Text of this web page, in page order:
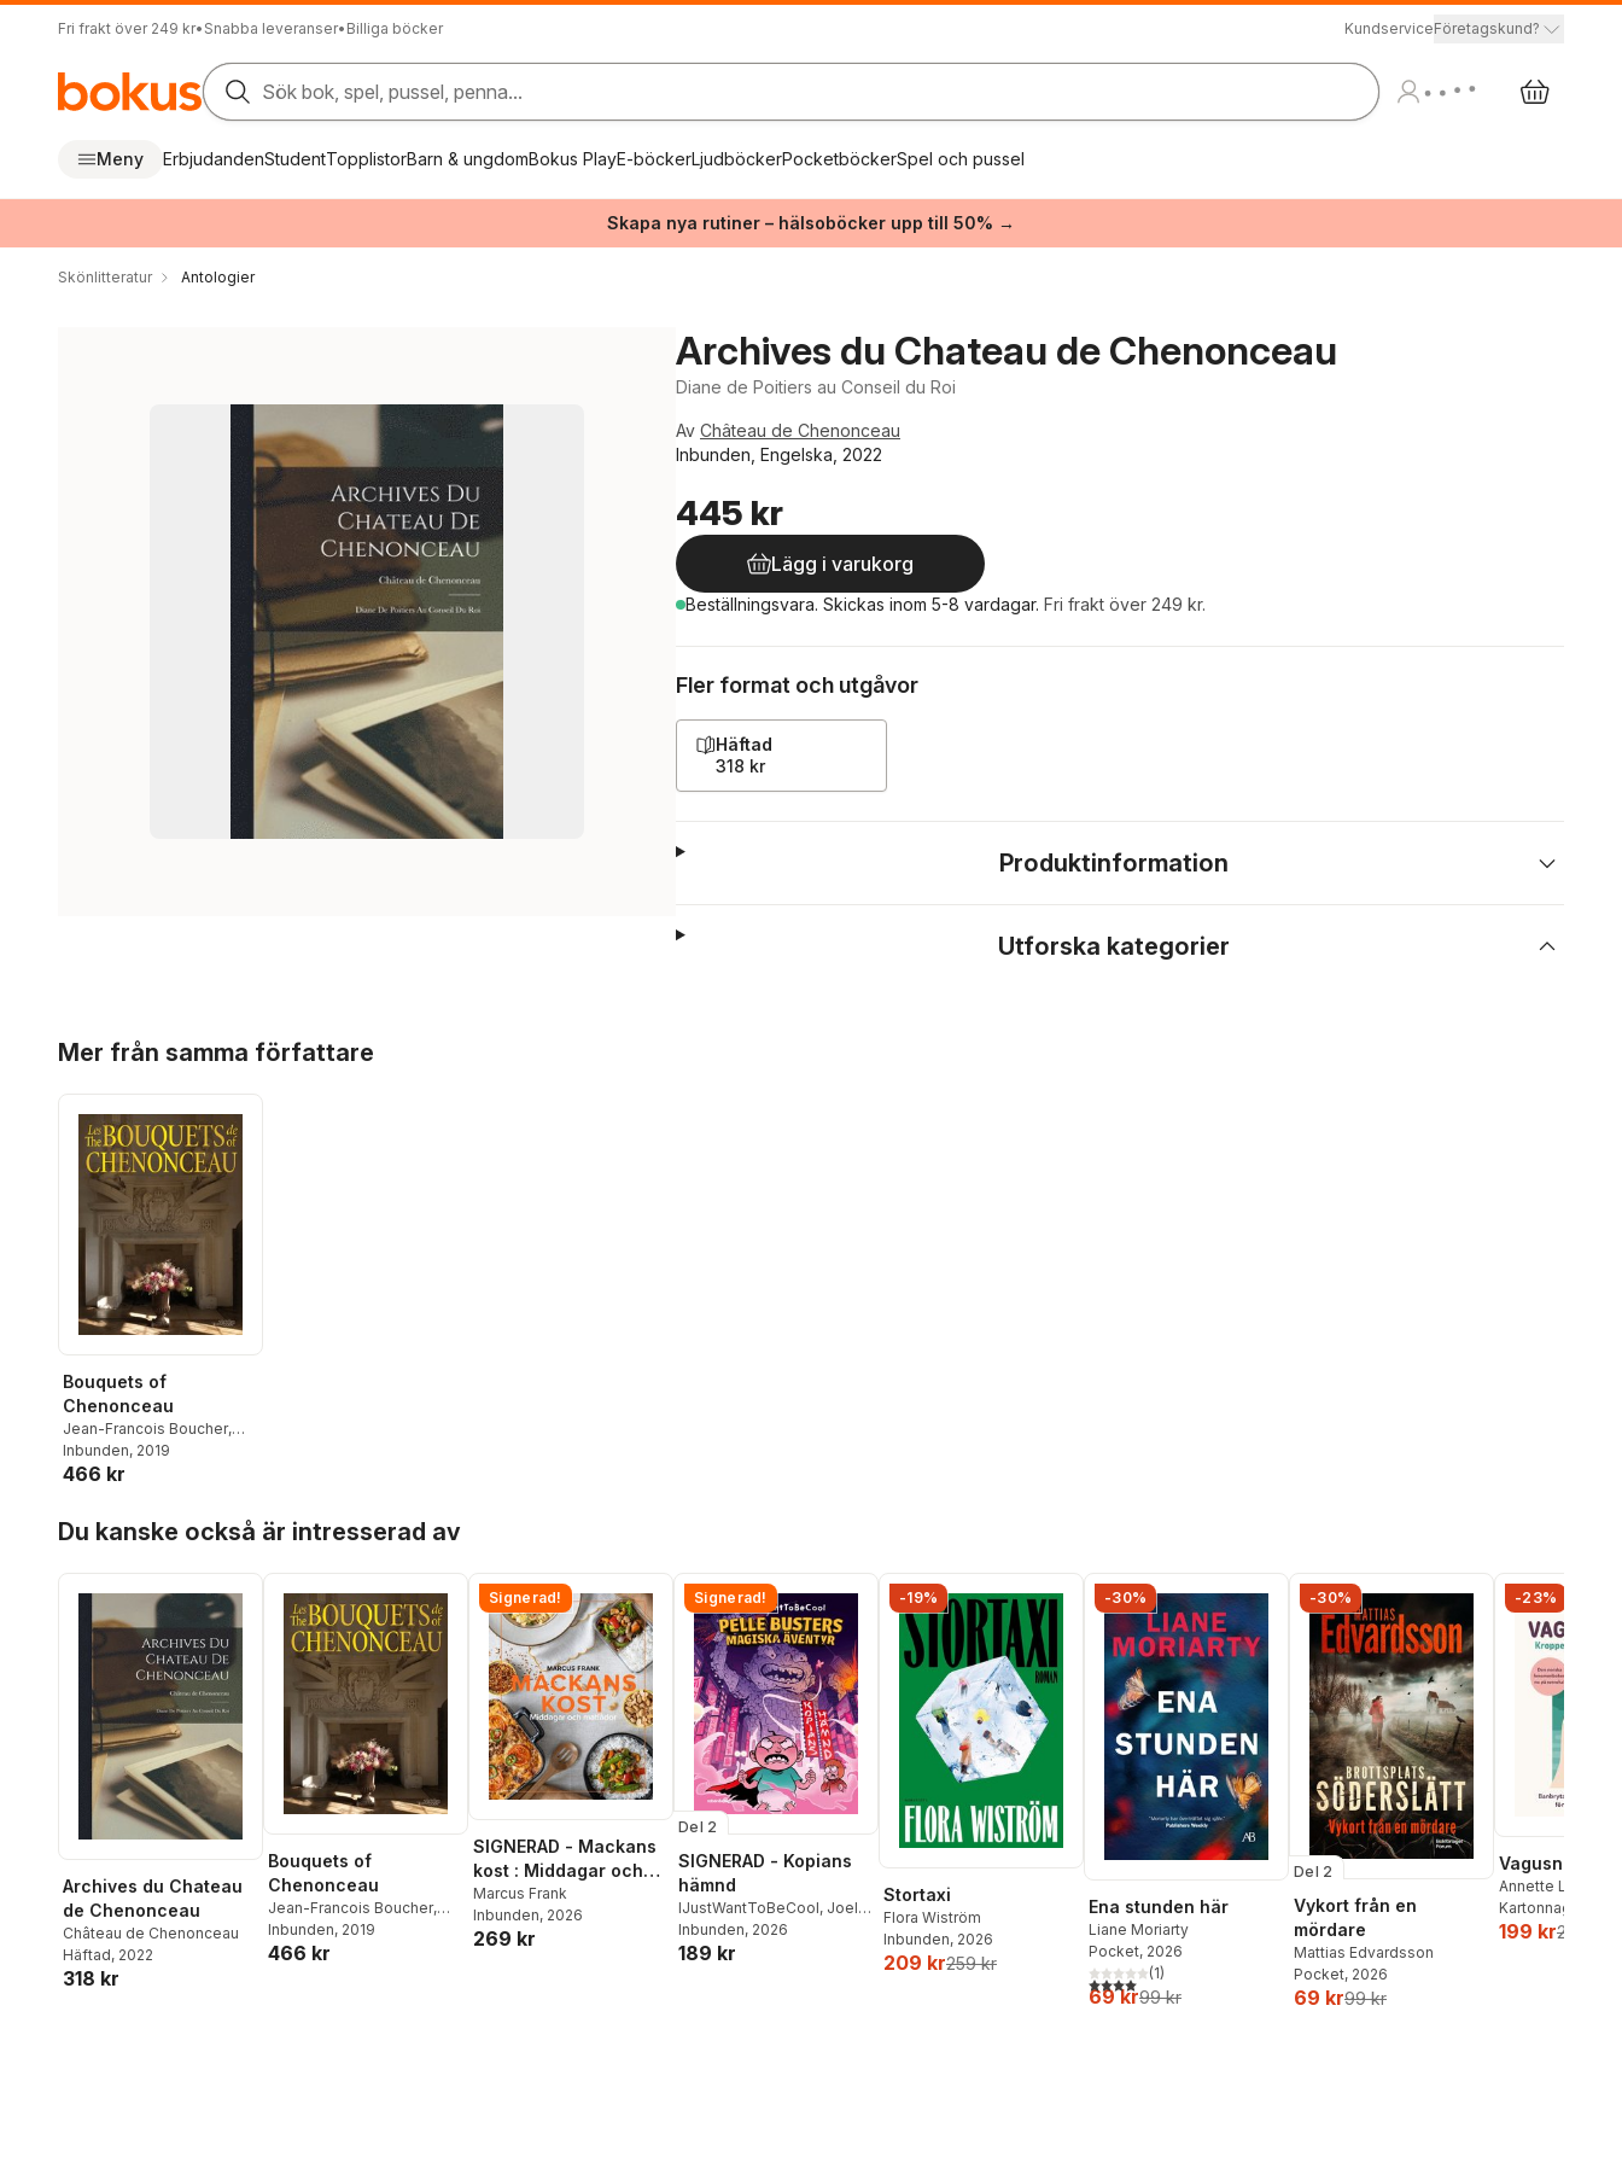
Fri frakt över 249 kr• Snabba leveranser• Billiga böcker KundserviceFöretagskund?
Sök bok, spel, pussel, penna...
Meny ErbjudandenStudentTopplistorBarn & ungdomBokus PlayE-böckerLjudböckerPocketböckerSpel och pussel
Skapa nya rutiner – hälsoböcker upp till 50% →
Skönlitteratur Antologier
Archives du Chateau de Chenonceau
Diane de Poitiers au Conseil du Roi
Av Château de Chenonceau
Inbunden, Engelska, 2022
445 kr
Lägg i varukorg
Beställningsvara. Skickas inom 5-8 vardagar. Fri frakt över 249 kr.
Fler format och utgåvor
Häftad
318 kr
Produktinformation
Utforska kategorier
Mer från samma författare
Bouquets of
Chenonceau
Jean-Francois Boucher,
Chateau de Chenonceau
Inbunden, 2019
466 kr
Du kanske också är intresserad av
Archives du Chateau
de Chenonceau
Château de Chenonceau
Häftad, 2022
318 kr
Bouquets of
Chenonceau
Jean-Francois Boucher,
Chateau de Chenonceau
Inbunden, 2019
466 kr
Signerad!
SIGNERAD - Mackans
kost : Middagar och
matlådor
Marcus Frank
Inbunden, 2026
269 kr
Signerad!
Del 2
SIGNERAD - Kopians
hämnd
IJustWantToBeCool, Joel
Adolphson,Emil Ejdemo
Beer ,Victor Beer
Inbunden, 2026
189 kr
-19%
Stortaxi
Flora Wiström
Inbunden, 2026
209 kr259 kr
-30%
Ena stunden här
Liane Moriarty
Pocket, 2026
4,0utav 5 stjärnor. Totalt antal röster:
(1)
69 kr99 kr
-30%
Del 2
Vykort från en
mördare
Mattias Edvardsson
Pocket, 2026
69 kr99 kr
-23%
Vagusnerven
Annette Løno
Kartonnage
199 kr259 kr